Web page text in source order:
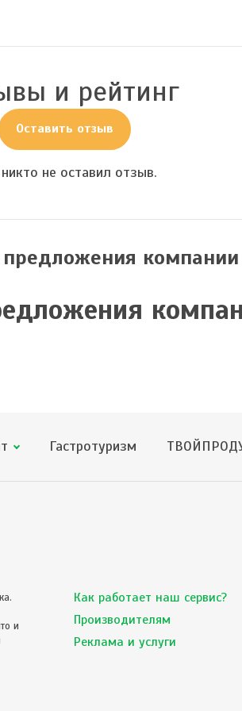
и рейтинг
Оставить отзыв
не оставил отзыв.
компании
Гастротуризм
и
Как работает наш сервис?
Производителям
Реклама и услуги